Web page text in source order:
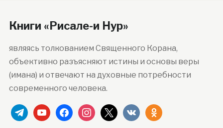
Книги «Рисале-и Нур»
являясь толкованием Священного Корана,
объективно разъясняют истины и основы веры
(имана) и отвечают на духовные потребности
современного человека.
telegramyoutubefacebookinstagram
x vkontakteodnoklassniki